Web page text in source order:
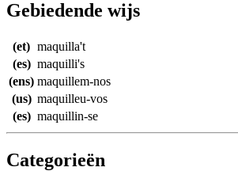
Gebiedende wijs
(et) maquilla't
(es) maquilli's
(ens) maquillem-nos
(us) maquilleu-vos
(es) maquillin-se
Categorieën